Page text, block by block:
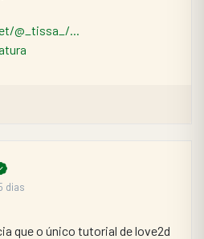
@_tissa_/...
dias
que o único tutorial de love2d